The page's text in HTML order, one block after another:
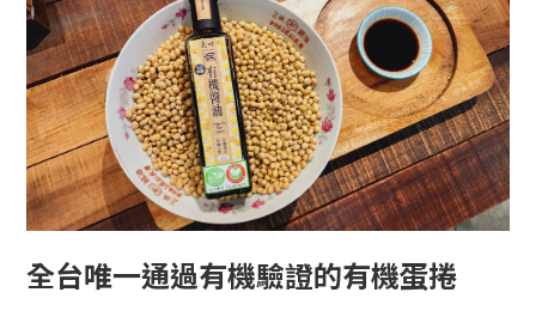
全台唯一通過有機驗證的有機蛋捲